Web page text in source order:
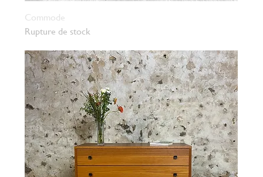
Commode
Rupture de stock